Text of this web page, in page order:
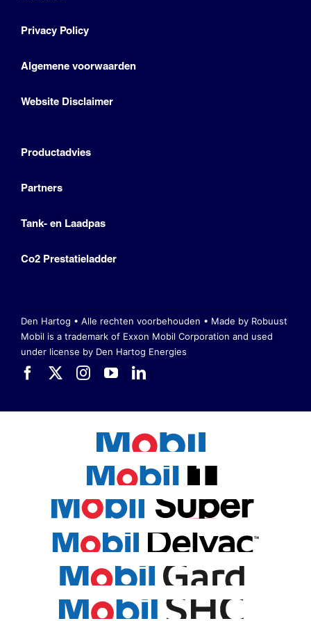
Privacy Policy
Algemene voorwaarden
Website Disclaimer
Productadvies
Partners
Tank- en Laadpas
Co2 Prestatieladder
Den Hartog • Alle rechten voorbehouden • Made by Robuust
Mobil is a trademark of Exxon Mobil Corporation and used
under license by Den Hartog Energies